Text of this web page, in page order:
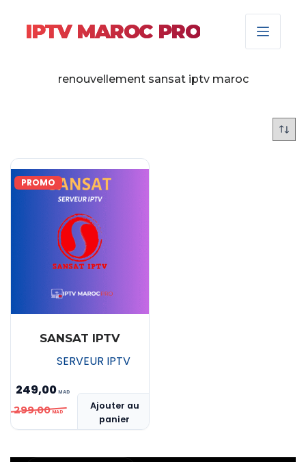
IPTV MAROC PRO
renouvellement sansat iptv maroc
PROMO
SANSAT IPTV
SERVEUR IPTV
299,00
Le
prix
249,00
Le
prix
Ajouter au
panier